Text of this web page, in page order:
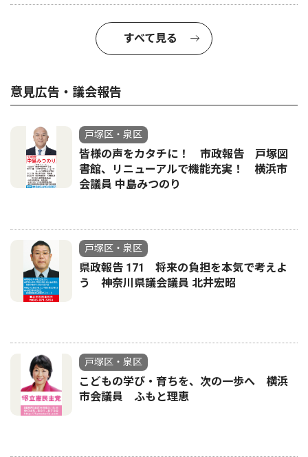
すべて見る
意見広告・議会報告
戸塚区・泉区
皆様の声をカタチに！ 市政報告 戸塚図
書館、リニューアルで機能充実！ 横浜市
会議員 中島みつのり
戸塚区・泉区
県政報告 171 将来の負担を本気で考えよ
う 神奈川県議会議員 北井宏昭
戸塚区・泉区
こどもの学び・育ちを、次の一歩へ 横浜
市会議員 ふもと理恵